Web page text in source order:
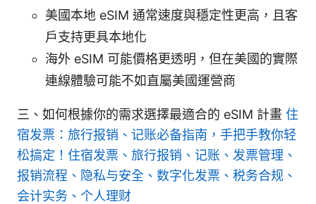
美國本地 eSIM 通常速度與穩定性更高，且客
戶支持更具本地化
海外 eSIM 可能價格更透明，但在美國的實際
連線體驗可能不如直屬美國運營商
三、如何根據你的需求選擇最適合的 eSIM 計畫 住
宿发票：旅行报销、记账必备指南，手把手教你轻
松搞定！住宿发票、旅行报销、记账、发票管理、
报销流程、隐私与安全、数字化发票、税务合规、
会计实务、个人理财